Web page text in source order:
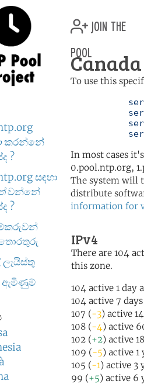
කරන්නේ
?
සඳහා
වන්නේ
?
තොරතුරු
ඇමිණුම්
join the
pool
To use this
In most cases
0.pool.ntp.org,
The system will
distribute
information for
IPv4
There are 104
this zone.
104 active 1 day
104 active 7
107 (-3) active
108 (-4) active
102 (+2) active
109 (-5) active 1
105 (-1) active 3
99 (+5) active 6